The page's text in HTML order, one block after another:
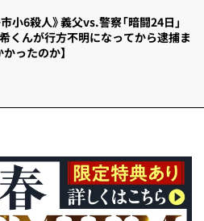
小6殺人》義父vs.警察「暗闘24日」
希くんが行方不明になってから逮捕ま
ったのか】